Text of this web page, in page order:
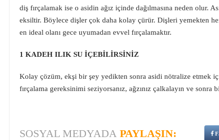
diş fırçalamak ise o asidin ağız içinde dağılmasına neden olur.
eksiltir. Böylece dişler çok daha kolay çürür. Dişleri yemekten
en ideal olanı gece uyumadan evvel fırçalamaktır.
1 KADEH ILIK SU İÇEBİLİRSİNİZ
Kolay çözüm, ekşi bir şey yedikten sonra asidi nötralize etmek
fırçalama gereksinimi seziyorsanız, ağzınız çalkalayın ve sonra
SOSYAL MEDYADA PAYLAŞIN: